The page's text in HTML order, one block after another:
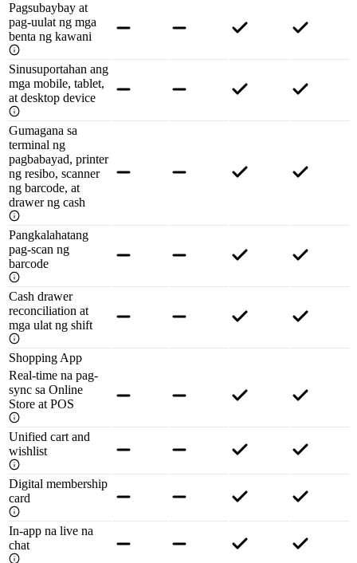
Pagsubaybay at
pag-uulat ng mga
benta ng kawani
Sinusuportahan ang
mga mobile, tablet,
at desktop device
Gumagana sa
terminal ng
pagbabayad, printer
ng resibo, scanner
ng barcode, at
drawer ng cash
Pangkalahatang
pag-scan ng
barcode
Cash drawer
reconciliation at
mga ulat ng shift
Shopping App
Real-time na pag-
sync sa Online
Store at POS
Unified cart and
wishlist
Digital membership
card
In-app na live na
chat